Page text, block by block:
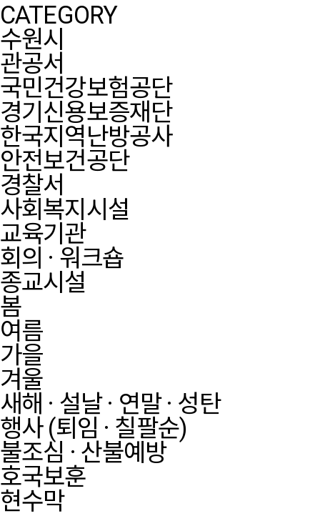
CATEGORY
수원시
관공서
국민건강보험공단
경기신용보증재단
한국지역난방공사
안전보건공단
경찰서
사회복지시설
교육기관
회의 · 워크숍
종교시설
봄
여름
가을
겨울
새해 · 설날 · 연말 · 성탄
행사 (퇴임 · 칠팔순)
불조심 · 산불예방
호국보훈
현수막